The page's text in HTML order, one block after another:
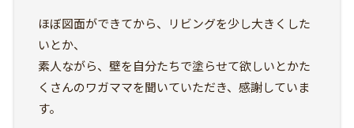
ほぼ図面ができてから、リビングを少し大きくした
いとか、
素人ながら、壁を自分たちで塗らせて欲しいとかた
くさんのワガママを聞いていただき、感謝していま
す。